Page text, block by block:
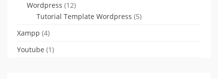
Wordpress (12)
Tutorial Template Wordpress (5)
Xampp (4)
Youtube (1)